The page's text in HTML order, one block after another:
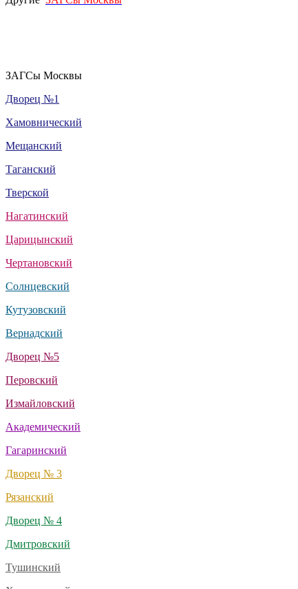
ЗАГСы Москвы
Дворец №1
Хамовнический
Мещанский
Таганский
Тверской
Нагатинский
Царицынский
Чертановский
Солнцевский
Кутузовский
Вернадский
Дворец №5
Перовский
Измайловский
Академический
Гагаринский
Дворец № 3
Рязанский
Дворец № 4
Дмитровский
Тушинский